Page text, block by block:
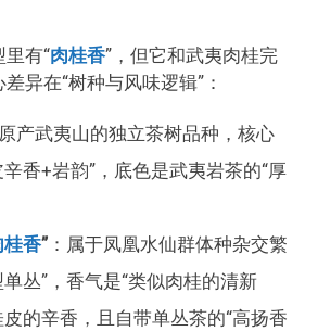
有“肉桂香”，但它和武夷肉桂完
异在“树种与风味逻辑”：
原产武夷山的独立茶树品种，核心
辛香+岩韵”，底色是武夷岩茶的“厚
桂香” ：属于凤凰水仙群体种杂交繁
丛”，香气是“类似肉桂的清新
皮的辛香，且自带单丛茶的“高扬香